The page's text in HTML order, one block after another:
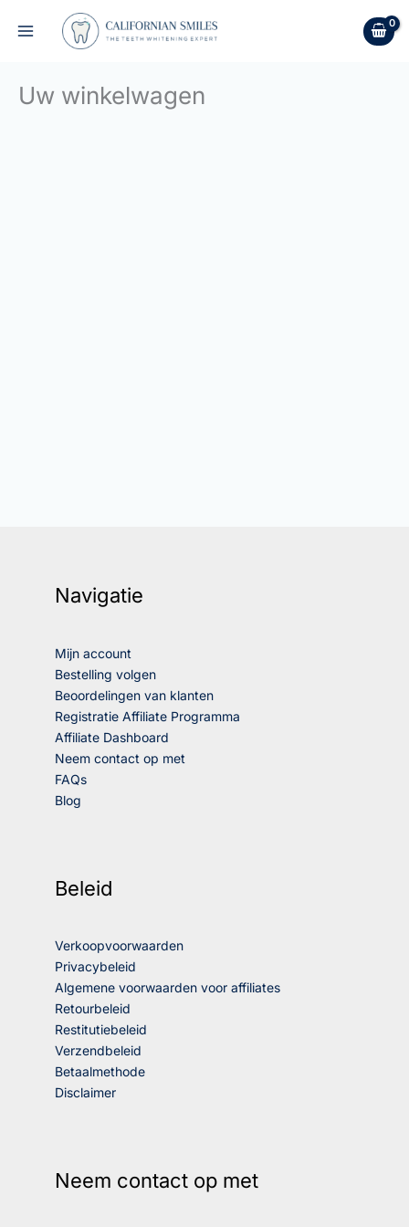
naar
Uw winkelwagen
Navigatie
Mijn account
Bestelling volgen
Beoordelingen van klanten
Registratie Affiliate Programma
Affiliate Dashboard
Neem contact op met
FAQs
Blog
Beleid
Verkoopvoorwaarden
Privacybeleid
Algemene voorwaarden voor affiliates
Retourbeleid
Restitutiebeleid
Verzendbeleid
Betaalmethode
Disclaimer
Neem contact op met